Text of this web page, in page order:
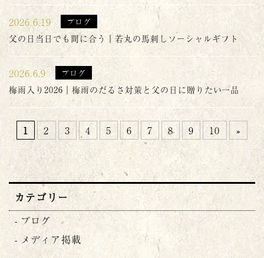
2026.6.19 ブログ
父の日当日でも間に合う｜若丸の馬刺しソーシャルギフト
2026.6.9 ブログ
梅雨入り2026｜梅雨のだるさ対策と父の日に贈りたい一品
1 2 3 4 5 6 7 8 9 10 »
カテゴリー
ブログ
メディア掲載